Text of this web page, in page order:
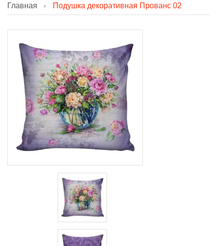
Главная Подушка декоративная Прованс 02